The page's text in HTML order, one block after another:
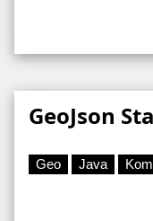
GeoJson
Geo Java